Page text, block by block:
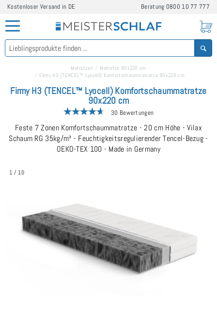
Kostenloser Versand in DE Beratung 0800 10 77 777
Matratzen
Matratze 90x220 cm
Firmy H3 (TENCEL™ Lyocell) Komfortschaummatratze 90x220 cm
Firmy H3 (TENCEL™ Lyocell) Komfortschaummatratze
90x220 cm
30 Bewertungen
Feste 7 Zonen Komfortschaummatratze - 20 cm Höhe - Vilax
Schaum RG 35kg/m³ - Feuchtigkeitsregulierender Tencel-Bezug -
OEKO-TEX 100 - Made in Germany
1 / 10